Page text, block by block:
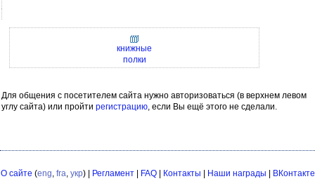
книжные
полки
Для общения с посетителем сайта нужно авторизоваться (в верхнем левом
углу сайта) или пройти регистрацию, если Вы ещё этого не сделали.
О сайте (eng, fra, укр) | Регламент| FAQ| Контакты Наши награды
ВКонтакте